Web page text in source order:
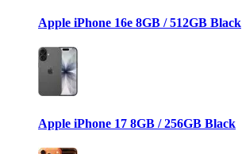
Apple iPhone 16e 8GB / 512GB Black
Apple iPhone 17 8GB / 256GB Black